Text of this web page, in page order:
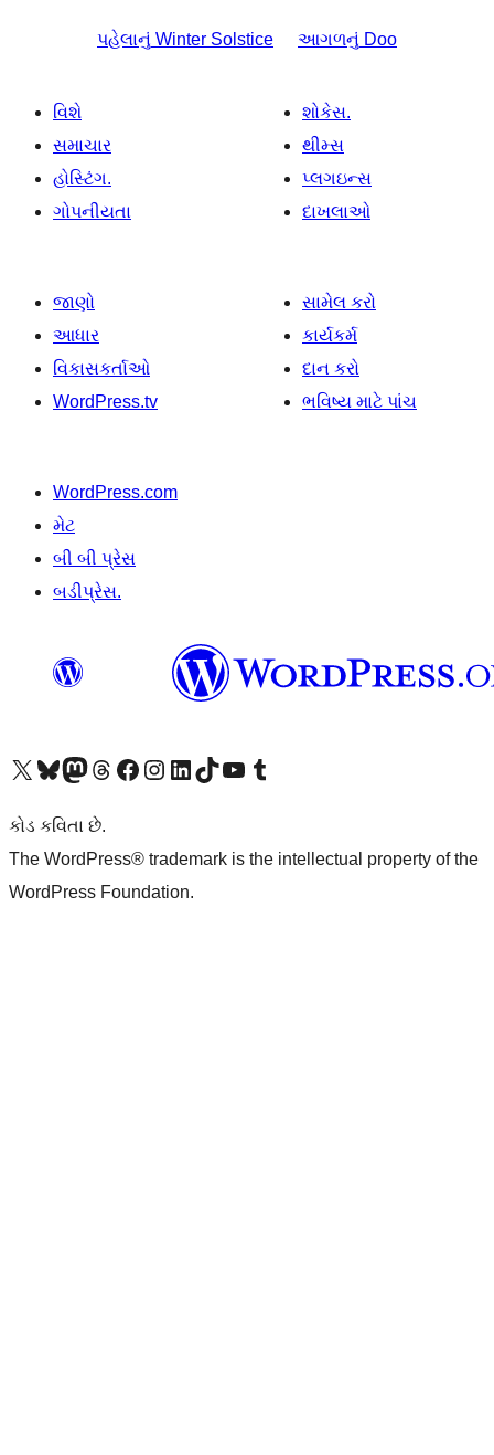
પહેલાનું Winter Solstice આગળનું Doo
વિશે
સમાચાર
હોસ્ટિંગ.
ગોપનીયતા
શોકેસ.
થીમ્સ
પ્લગઇન્સ
દાખલાઓ
જાણો
આધાર
વિકાસકર્તાઓ
WordPress.tv
સામેલ કરો
કાર્યકર્મ
દાન કરો
ભવિષ્ય માટે પાંચ
WordPress.com
મેટ
બી બી પ્રેસ
બડીપ્રેસ.
અમારા X (અગાઉ ટ્વિટર) એકાઉન્ટની મુલાકાત લોઅમારા Bluesky એકાઉન્ટની મુલાકાત લોઅમારા માસ્ટોડોન એકાઉન્ટની મુલાકાત લોઅમારા Threads એકાઉન્ટની મુલાકાત લો અમારા ફેસબુક પેજની મુલાકાત લોઅમારા ઇન્સ્ટાગ્રામ એકાઉન્ટની મુલાકાત લો અમારા LinkedIn એકાઉન્ટની મુલાકાત લોઅમારા TikTok એકાઉન્ટની મુલાકાત લોઅમારી YouTube ચેનલની મુલાકાત લો અમારા Tumblr એકાઉન્ટની મુલાકાત લો
કોડ કવિતા છે.
The WordPress® trademark is the intellectual property of the
WordPress Foundation.